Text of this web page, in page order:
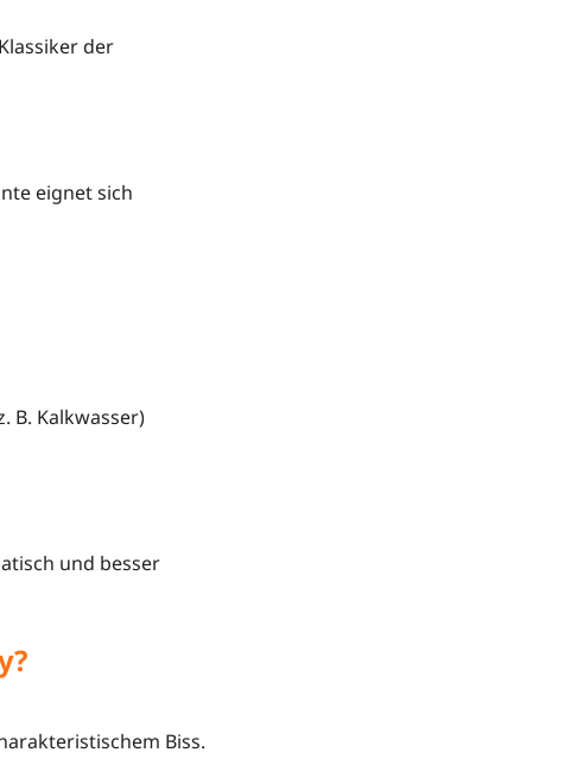
der
eignet sich
B. Kalkwasser)
und besser
Biss.